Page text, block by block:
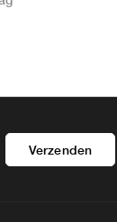
Verzenden